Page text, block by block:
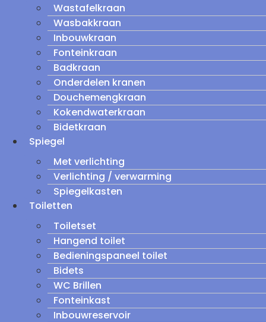
Wastafelkraan
Wasbakkraan
Inbouwkraan
Fonteinkraan
Badkraan
Onderdelen kranen
Douchemengkraan
Kokendwaterkraan
Bidetkraan
Spiegel
Met verlichting
Verlichting / verwarming
Spiegelkasten
Toiletten
Toiletset
Hangend toilet
Bedieningspaneel toilet
Bidets
WC Brillen
Fonteinkast
Inbouwreservoir